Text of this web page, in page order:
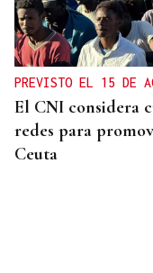
PREVISTO EL 15 DE
El CNI considera
redes para
Ceuta